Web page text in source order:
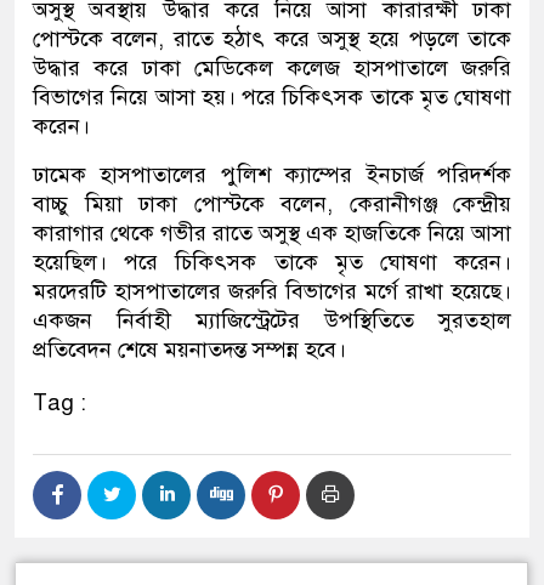
অসুস্থ অবস্থায় উদ্ধার করে নিয়ে আসা কারারক্ষী ঢাকা
পোস্টকে বলেন, রাতে হঠাৎ করে অসুস্থ হয়ে পড়লে তাকে
উদ্ধার করে ঢাকা মেডিকেল কলেজ হাসপাতালে জরুরি
বিভাগের নিয়ে আসা হয়। পরে চিকিৎসক তাকে মৃত ঘোষণা
করেন।
ঢামেক হাসপাতালের পুলিশ ক্যাম্পের ইনচার্জ পরিদর্শক
বাচ্চু মিয়া ঢাকা পোস্টকে বলেন, কেরানীগঞ্জ কেন্দ্রীয়
কারাগার থেকে গভীর রাতে অসুস্থ এক হাজতিকে নিয়ে আসা
হয়েছিল। পরে চিকিৎসক তাকে মৃত ঘোষণা করেন।
মরদেরটি হাসপাতালের জরুরি বিভাগের মর্গে রাখা হয়েছে।
একজন নির্বাহী ম্যাজিস্ট্রেটের উপস্থিতিতে সুরতহাল
প্রতিবেদন শেষে ময়নাতদন্ত সম্পন্ন হবে।
Tag :